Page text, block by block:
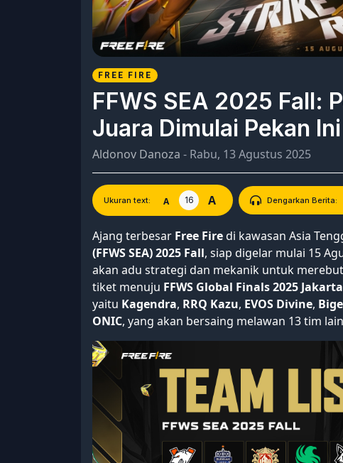
FREE FIRE
FFWS SEA 2025 Fall:
Juara Dimulai Pekan Ini
Aldonov Danoza - Rabu, 13 Agustus 2025
Ukuran text: A 16 A Dengarkan Berita:
Ajang terbesar Free Firedi kawasan Asia
(FFWS SEA) 2025 Fall, siap digelar mulai 15
akan adu strategi dan mekanik untuk
tiket menuju FFWS Global Finals 2025 Jakarta
yaitu Kagendra, RRQ Kazu, EVOS Divine,
ONIC, yang akan bersaing melawan 13 tim